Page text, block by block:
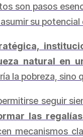
son pasos
su
natural en
la pobreza, sino
seguir
las
mecanismos